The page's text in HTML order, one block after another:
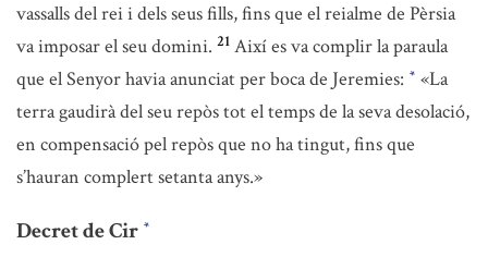
vassalls del rei i dels seus fills, fins que el reialme de Pèrsia
va imposar el seu domini. 21 Així es va complir la paraula
que el Senyor havia anunciat per boca de Jeremies: * «La
terra gaudirà del seu repòs tot el temps de la seva desolació,
en compensació pel repòs que no ha tingut, fins que
s’hauran complert setanta anys.»
Decret de Cir *